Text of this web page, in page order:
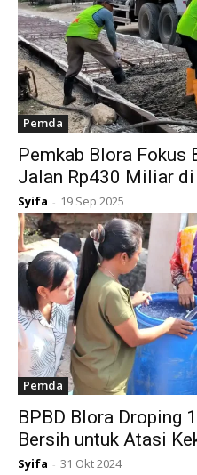
Pemda
Pemkab Blora Fokus
Jalan Rp430 Miliar
Syifa - 19 Sep 2025
Pemda
BPBD Blora Droping
Bersih untuk Atasi
Syifa - 31 Okt 2024